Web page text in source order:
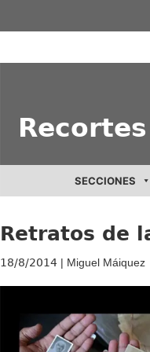
SECCIONES
Retratos de
18/8/2014 | Miguel Máiquez